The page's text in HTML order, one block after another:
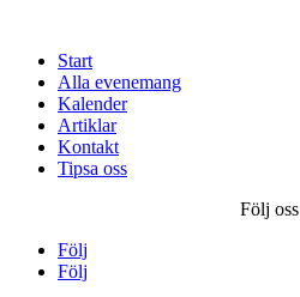
Start
Alla evenemang
Kalender
Artiklar
Kontakt
Tipsa oss
Följ oss
Följ
Följ